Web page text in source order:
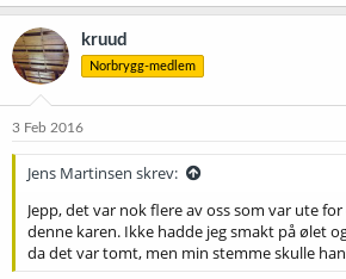
a
k
s
j
o
e
kruud
Norbrygg-medlem
3 Feb 2016
Jens Martinsen skrev:
Jepp, det var nok flere av oss som var ute
denne karen. Ikke hadde jeg smakt på ølet
da det var tomt, men min stemme skulle